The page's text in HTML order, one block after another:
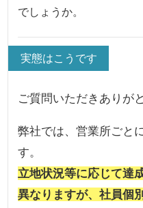
でしょうか。
実態はこうです
ご質問いただきありが
弊社では、営業所ごと
す。
立地状況等に応じて達
異なりますが、社員個